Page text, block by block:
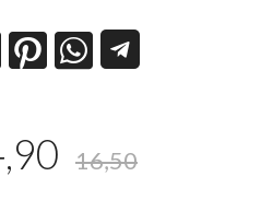
,90 16,50